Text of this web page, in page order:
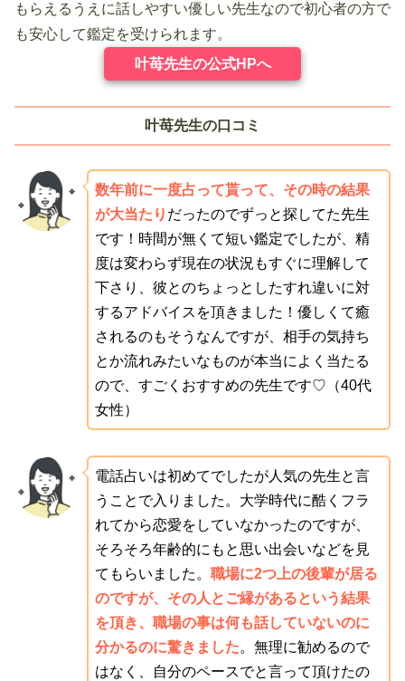
もらえるうえに話しやすい優しい先生なので初心者の方で
も安心して鑑定を受けられます。
叶苺先生の公式HPへ
叶苺先生の口コミ
数年前に一度占って貰って、その時の結果
が大当たり だったのでずっと探してた先生
です！時間が無くて短い鑑定でしたが、精
度は変わらず現在の状況もすぐに理解して
下さり、彼とのちょっとしたすれ違いに対
するアドバイスを頂きました！優しくて癒
されるのもそうなんですが、相手の気持ち
とか流れみたいなものが本当によく当たる
ので、すごくおすすめの先生です♡（40代
女性）
電話占いは初めてでしたが人気の先生と言
うことで入りました。大学時代に酷くフラ
れてから恋愛をしていなかったのですが、
そろそろ年齢的にもと思い出会いなどを見
てもらいました。 職場に2つ上の後輩が居る
のですが、その人とご縁があるという結果
を頂き、職場の事は何も話していないのに
分かるのに驚きました。無理に勧めるので
はなく、自分のペースでと言って頂けたの